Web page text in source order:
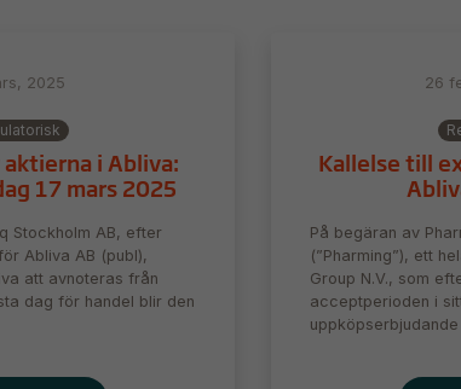
2025
i Abliva:
17 mars 2025
Stockholm AB, efter
Abliva AB (publ),
att avnoteras från
dag för handel blir den
26
Kallelse till
På begäran av
(”Pharming”), ett
Group N.V., som
acceptperioden i
uppköpserbjudande